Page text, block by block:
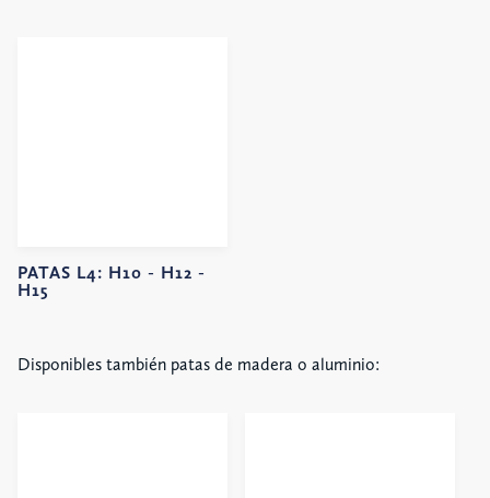
PATAS L4: H10 - H12 -
H15
Disponibles también patas de madera o aluminio: